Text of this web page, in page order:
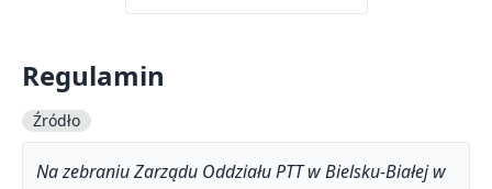
Regulamin
Źródło
Na zebraniu Zarządu Oddziału PTT w Bielsku-Białej w